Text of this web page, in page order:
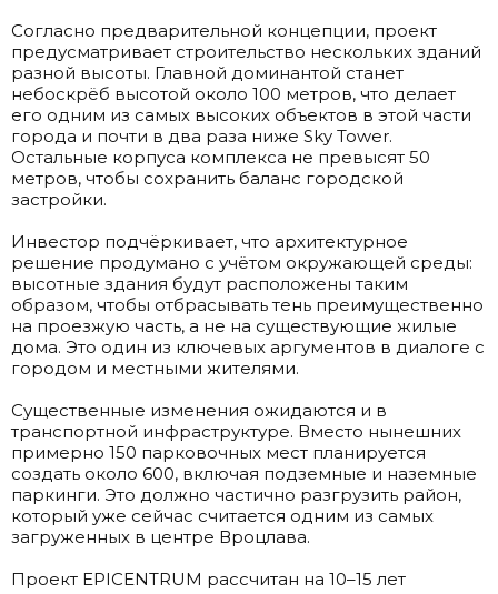
Согласно предварительной концепции, проект
предусматривает строительство нескольких зданий
разной высоты. Главной доминантой станет
небоскрёб высотой около 100 метров, что делает
его одним из самых высоких объектов в этой части
города и почти в два раза ниже Sky Tower.
Остальные корпуса комплекса не превысят 50
метров, чтобы сохранить баланс городской
застройки.
Инвестор подчёркивает, что архитектурное
решение продумано с учётом окружающей среды:
высотные здания будут расположены таким
образом, чтобы отбрасывать тень преимущественно
на проезжую часть, а не на существующие жилые
дома. Это один из ключевых аргументов в диалоге с
городом и местными жителями.
Существенные изменения ожидаются и в
транспортной инфраструктуре. Вместо нынешних
примерно 150 парковочных мест планируется
создать около 600, включая подземные и наземные
паркинги. Это должно частично разгрузить район,
который уже сейчас считается одним из самых
загруженных в центре Вроцлава.
Проект EPICENTRUM рассчитан на 10–15 лет